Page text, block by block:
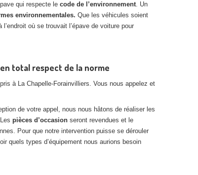
qui respecte le code de l’environnement. Un
environnementales. Que les véhicules soient
l’endroit où se trouvait l’épave de voiture pour
total respect de la norme
à La Chapelle-Forainvilliers. Vous nous appelez et
de votre appel, nous nous hâtons de réaliser les
Les pièces d’occasion seront revendues et le
Pour que notre intervention puisse se dérouler
quels types d’équipement nous aurions besoin